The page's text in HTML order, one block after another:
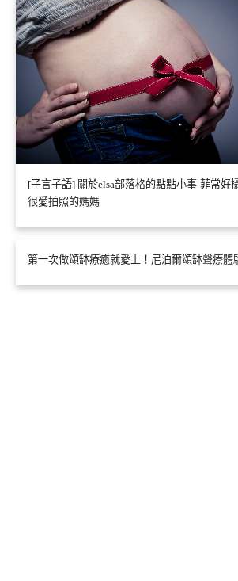
[子言子語] 關於elsa部落格的點點小事-菲常好
很愛拍照的媽媽
第一次做頌缽療癒就愛上！尼泊爾頌缽聲療體